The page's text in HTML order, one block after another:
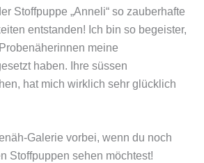
Stoffpuppe „Anneli“ so zauberhafte
entstanden! Ich bin so begeister,
meine
haben. Ihre süssen
hat mich wirklich sehr glücklich
Galerie vorbei, wenn du noch
Stoffpuppen sehen möchtest!